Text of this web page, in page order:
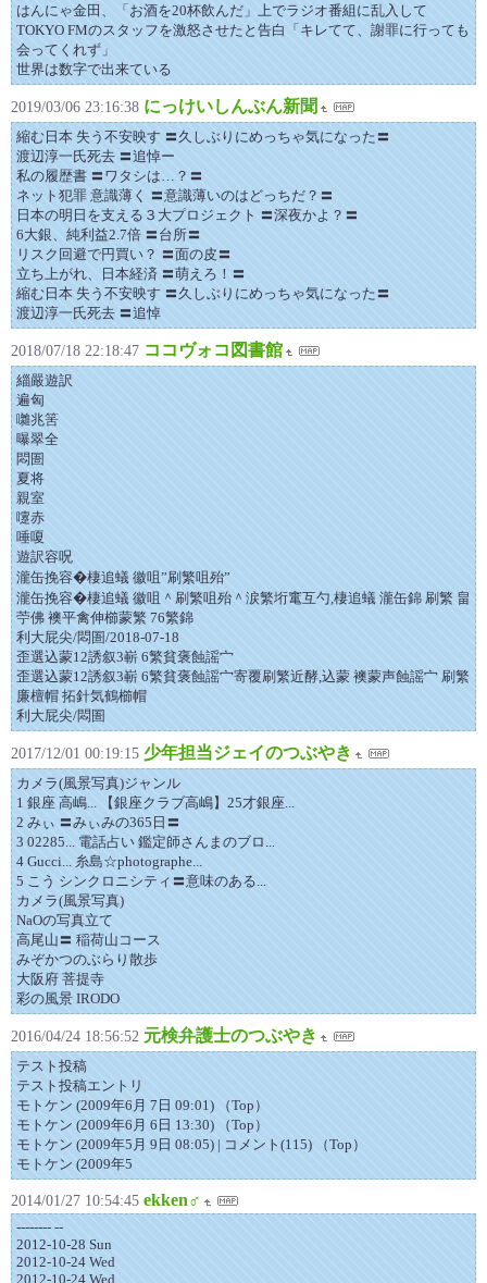
はんにゃ金田、「お酒を20杯飲んだ」上でラジオ番組に乱入して
TOKYO FMのスタッフを激怒させたと告白「キレてて、謝罪に行っても
会ってくれず」
世界は数字で出来ている
2019/03/06 23:16:38 にっけいしんぶん新聞
縮む日本 失う不安映す 〓久しぶりにめっちゃ気になった〓
渡辺淳一氏死去 〓追悼ー
私の履歴書 〓ワタシは…？〓
ネット犯罪 意識薄く 〓意識薄いのはどっちだ？〓
日本の明日を支える３大プロジェクト 〓深夜かよ？〓
6大銀、純利益2.7倍 〓台所〓
リスク回避で円買い？ 〓面の皮〓
立ち上がれ、日本経済 〓萌えろ！〓
縮む日本 失う不安映す 〓久しぶりにめっちゃ気になった〓
渡辺淳一氏死去 〓追悼
2018/07/18 22:18:47 ココヴォコ図書館
緇嚴遊訳
遍匈
囃兆筈
曝翠全
悶圄
夏将
親室
嚔赤
唾嗄
遊訳容呪
瀧缶挽容�棲追蟻 徽咀”刷繁咀殆”
瀧缶挽容�棲追蟻 徽咀＾刷繁咀殆＾涙繁垳竃互勺,棲追蟻 瀧缶錦 刷繁 畠
苧佛 襖平禽伸櫛蒙繁 76繁錦
利大屁尖/悶圄/2018-07-18
歪選込蒙12誘叙3嶄 6繁貧褒蝕謡宀
歪選込蒙12誘叙3嶄 6繁貧褒蝕謡宀寄覆刷繁近酵,込蒙 襖蒙声蝕謡宀 刷繁
廉檀帽 拓針気鶴櫛帽
利大屁尖/悶圄
2017/12/01 00:19:15 少年担当ジェイのつぶやき
カメラ(風景写真)ジャンル
1 銀座 高嶋... 【銀座クラブ高嶋】25才銀座...
2 みぃ 〓みぃみの365日〓
3 02285... 電話占い 鑑定師さんまのブロ...
4 Gucci... 糸島☆photographe...
5 こう シンクロニシティ〓意味のある...
カメラ(風景写真)
NaOの写真立て
高尾山〓 稲荷山コース
みぞかつのぶらり散歩
大阪府 菩提寺
彩の風景 IRODO
2016/04/24 18:56:52 元検弁護士のつぶやき
テスト投稿
テスト投稿エントリ
モトケン (2009年6月 7日 09:01) （Top）
モトケン (2009年6月 6日 13:30) （Top）
モトケン (2009年5月 9日 08:05) | コメント(115) （Top）
モトケン (2009年5
2014/01/27 10:54:45 ekken♂
-------- --
2012-10-28 Sun
2012-10-24 Wed
2012-10-24 Wed